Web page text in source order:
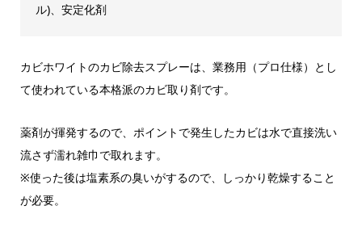
ル)、安定化剤
カビホワイトのカビ除去スプレーは、業務用（プロ仕様）とし
て使われている本格派のカビ取り剤です。
薬剤が揮発するので、ポイントで発生したカビは水で直接洗い
流さず濡れ雑巾で取れます。
※使った後は塩素系の臭いがするので、しっかり乾燥すること
が必要。